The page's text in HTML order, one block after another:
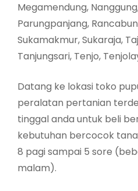
Megamendung,
Parungpanjang,
Sukamakmur, Sukaraja,
Tanjungsari, Tenjo,
Datang ke lokasi toko
peralatan pertanian
tinggal anda untuk beli
kebutuhan bercocok
8 pagi sampai 5 sore
malam).